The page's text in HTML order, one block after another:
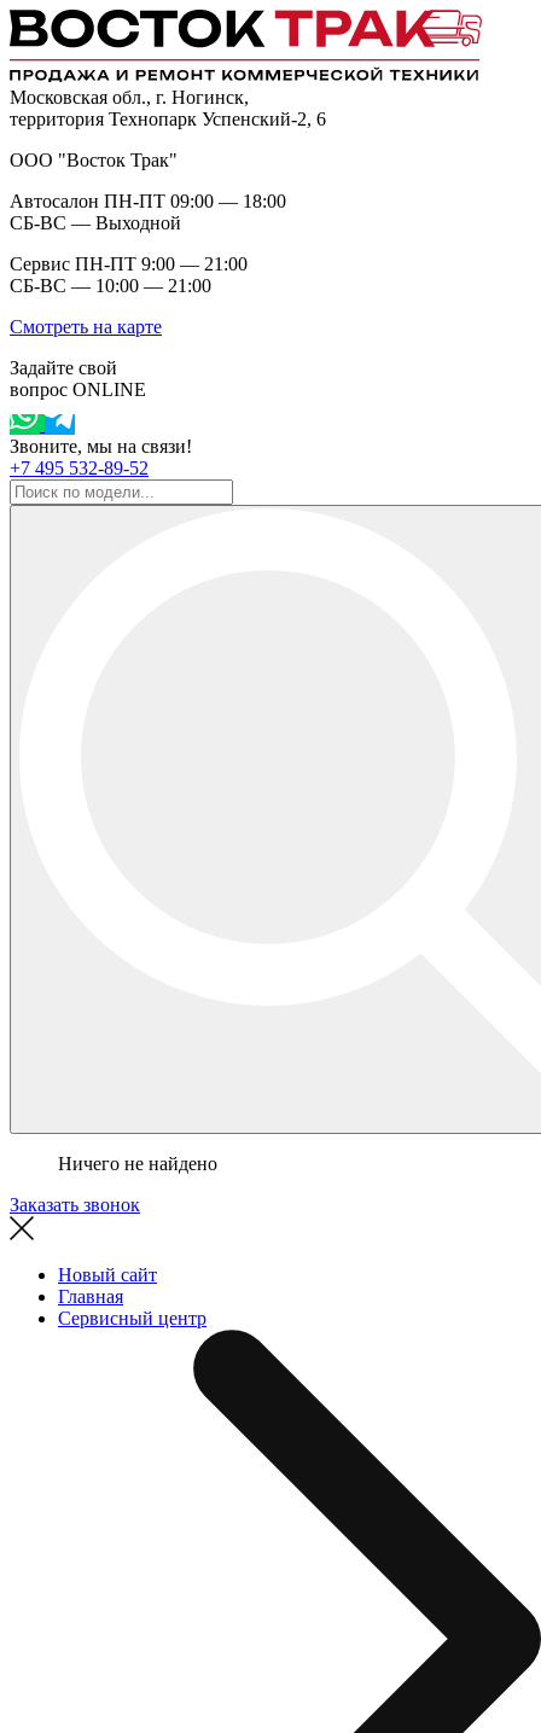
Московская обл., г. Ногинск,
территория Технопарк Успенский-2, 6
ООО "Восток Трак"
Автосалон ПН-ПТ 09:00 — 18:00
СБ-ВС — Выходной
Сервис ПН-ПТ 9:00 — 21:00
СБ-ВС — 10:00 — 21:00
Смотреть на карте
Задайте свой
вопрос ONLINE
Звоните, мы на связи!
+7 495 532-89-52
Ничего не найдено
Заказать звонок
Новый сайт
Главная
Сервисный центр